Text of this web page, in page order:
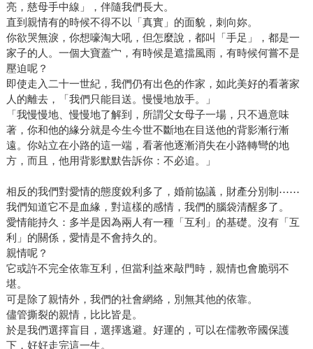
亮，慈母手中線」，伴隨我們長大。
直到親情有的時候不得不以「真實」的面貌，刺向妳。
你欲哭無淚，你想嚎淘大吼，但怎麼說，都叫「手足」，都是一
家子的人。一個大寶蓋宀，有時候是遮擋風雨，有時候何嘗不是
壓迫呢？
即使走入二十一世紀，我們仍有出色的作家，如此美好的看著家
人的離去，「我們只能目送。慢慢地放手。」
「我慢慢地、慢慢地了解到，所謂父女母子一場，只不過意味
著，你和他的緣分就是今生今世不斷地在目送他的背影漸行漸
遠。你站立在小路的這一端，看著他逐漸消失在小路轉彎的地
方，而且，他用背影默默告訴你：不必追。」
相反的我們對愛情的態度銳利多了，婚前協議，財產分別制⋯⋯
我們知道它不是血緣，對這樣的感情，我們的腦袋清醒多了。
愛情能持久：多半是因為兩人有一種「互利」的基礎。沒有「互
利」的關係，愛情是不會持久的。
親情呢？
它或許不完全依靠互利，但當利益來敲門時，親情也會脆弱不
堪。
可是除了親情外，我們的社會網絡，別無其他的依靠。
儘管撕裂的親情，比比皆是。
於是我們選擇盲目，選擇逃避。好運的，可以在儒教帝國保護
下，好好走完這一生。